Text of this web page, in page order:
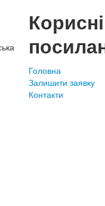
Корисні
Головна
Залишити заявку
Контакти